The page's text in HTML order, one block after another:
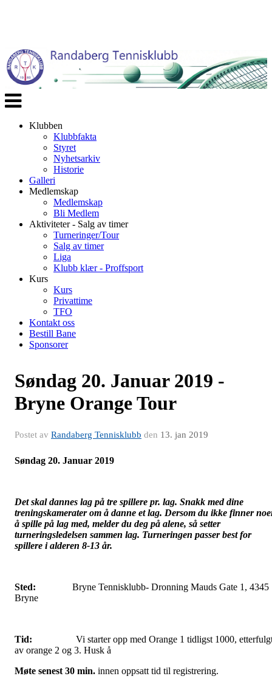
Veksle
navigasjon
Klubben
Klubbfakta
Styret
Nyhetsarkiv
Historie
Galleri
Medlemskap
Medlemskap
Bli Medlem
Aktiviteter - Salg av timer
Turneringer/Tour
Salg av timer
Liga
Klubb klær - Proffsport
Kurs
Kurs
Privattime
TFO
Kontakt oss
Bestill Bane
Sponsorer
Søndag 20. Januar 2019 -
Bryne Orange Tour
Postet av Randaberg Tennisklubb den 13. jan 2019
Søndag 20. Januar 2019
Det skal dannes lag på tre spillere pr. lag. Snakk med dine
treningskamerater om å danne et lag. Dersom du ikke finner
å spille på lag med, melder du deg på alene, så setter
turneringsledelsen sammen lag. Turneringen passer best for
spillere i alderen 8-13 år.
Sted: Bryne Tennisklubb- Dronning Mauds Gate 1, 4345
Bryne
Tid: Vi starter opp med Orange 1 tidligst 1000,
av orange 2 og 3. Husk å
Møte senest 30 min. innen oppsatt tid til registrering.